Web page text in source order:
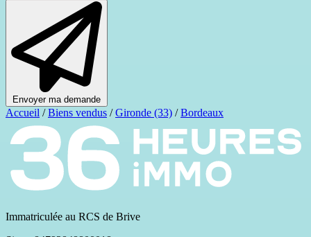
Envoyer ma demande
Accueil / Biens vendus / Gironde (33) / Bordeaux
Immatriculée au RCS de Brive